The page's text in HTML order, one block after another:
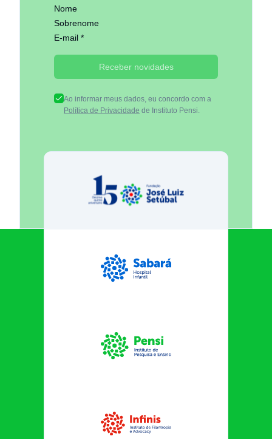
Nome
Sobrenome
E-mail *
Receber novidades
Ao informar meus dados, eu concordo com a
Política de Privacidade de Instituto Pensi.
Fundação José Luiz Egydio
Sabará Hospital Infantil
Instituto Pensi
Infinis